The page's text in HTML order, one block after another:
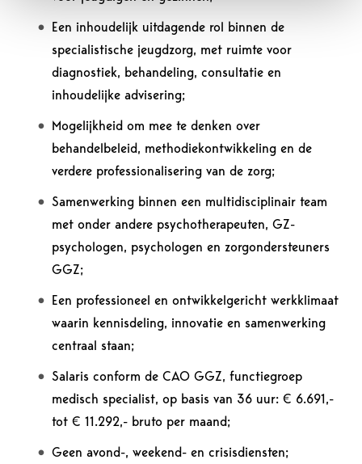
Een inhoudelijk uitdagende rol binnen de
specialistische jeugdzorg, met ruimte voor
diagnostiek, behandeling, consultatie en
inhoudelijke advisering;
Mogelijkheid om mee te denken over
behandelbeleid, methodiekontwikkeling en de
verdere professionalisering van de zorg;
Samenwerking binnen een multidisciplinair team
met onder andere psychotherapeuten, GZ-
psychologen, psychologen en zorgondersteuners
GGZ;
Een professioneel en ontwikkelgericht werkklimaat
waarin kennisdeling, innovatie en samenwerking
centraal staan;
Salaris conform de CAO GGZ, functiegroep
medisch specialist, op basis van 36 uur: € 6.691,-
tot € 11.292,- bruto per maand;
Geen avond-, weekend- en crisisdiensten;